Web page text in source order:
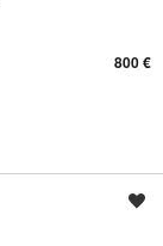
800 €